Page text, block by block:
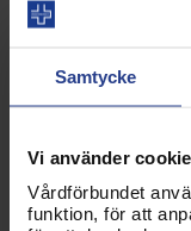
Samtycke
Vi använder
Vårdförbundet
funktion, för att
dig att sänka
utbudet av
inom
dig som vill lära
utvecklas.
det släpps nytt